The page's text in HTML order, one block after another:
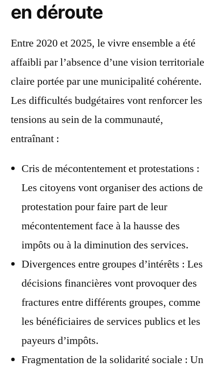
en déroute
Entre 2020 et 2025, le vivre ensemble a été
affaibli par l’absence d’une vision territoriale
claire portée par une municipalité cohérente.
Les difficultés budgétaires vont renforcer les
tensions au sein de la communauté,
entraînant :
Cris de mécontentement et protestations :
Les citoyens vont organiser des actions de
protestation pour faire part de leur
mécontentement face à la hausse des
impôts ou à la diminution des services.
Divergences entre groupes d’intérêts : Les
décisions financières vont provoquer des
fractures entre différents groupes, comme
les bénéficiaires de services publics et les
payeurs d’impôts.
Fragmentation de la solidarité sociale : Un